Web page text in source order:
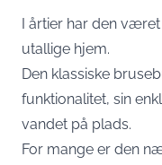
I årtier har den
utallige hjem.
Den klassiske
funktionalitet, sin
vandet på plads.
For mange er den